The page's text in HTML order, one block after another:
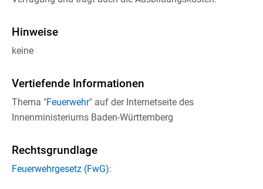
Hinweise
keine
Vertiefende Informationen
Thema "Feuerwehr" auf der Internetseite des
Innenministeriums Baden-Württemberg
Rechtsgrundlage
Feuerwehrgesetz (FwG):